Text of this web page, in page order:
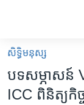
គេហទំព័រ​
ទាក់ទង
និង​
អន្តរជាតិ
សិទ្ធិ​មនុស្ស
បទសម្ភាសន៍
ICC​ ពិនិត្យ​​កិ